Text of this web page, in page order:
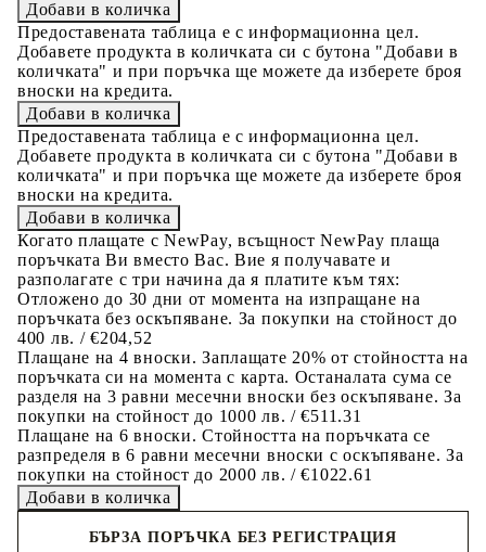
Предоставената таблица е с информационна цел.
Добавете продукта в количката си с бутона "Добави в
количката" и при поръчка ще можете да изберете броя
вноски на кредита.
Предоставената таблица е с информационна цел.
Добавете продукта в количката си с бутона "Добави в
количката" и при поръчка ще можете да изберете броя
вноски на кредита.
Когато плащате с NewPay, всъщност NewPay плаща
поръчката Ви вместо Вас. Вие я получавате и
разполагате с три начина да я платите към тях:
Отложено до 30 дни от момента на изпращане на
поръчката без оскъпяване. За покупки на стойност до
400 лв. / €204,52
Плащане на 4 вноски. Заплащате 20% от стойността на
поръчката си на момента с карта. Останалата сума се
разделя на 3 равни месечни вноски без оскъпяване. За
покупки на стойност до 1000 лв. / €511.31
Плащане на 6 вноски. Стойността на поръчката се
разпределя в 6 равни месечни вноски с оскъпяване. За
покупки на стойност до 2000 лв. / €1022.61
БЪРЗА ПОРЪЧКА БЕЗ РЕГИСТРАЦИЯ